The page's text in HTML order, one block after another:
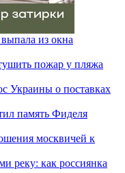
из окна
пожар у пляжа
Украины о поставках
память Фиделя
москвичей к
реку: как россиянка